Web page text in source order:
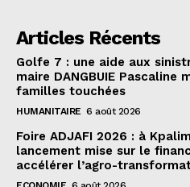
Articles Récents
Golfe 7 : une aide aux
maire DANGBUIE Pascaline
familles touchées
HUMANITAIRE 6 août 2026
Foire ADJAFI 2026 : à
lancement mise sur le
accélérer l’agro-